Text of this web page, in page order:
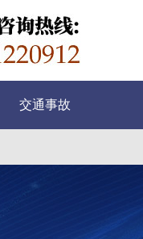
交通事故